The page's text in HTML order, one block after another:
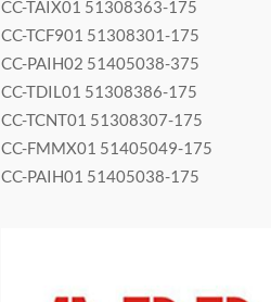
CC-TAIX01 51308363-175
CC-TCF901 51308301-175
CC-PAIH02 51405038-375
CC-TDIL01 51308386-175
CC-TCNT01 51308307-175
CC-FMMX01 51405049-175
CC-PAIH01 51405038-175